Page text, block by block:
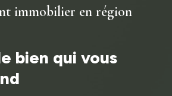
immobilier en région
bien qui vous